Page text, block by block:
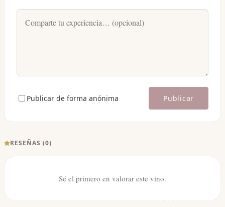
Publicar de forma anónima Publicar
RESEÑAS (0)
Sé el primero en valorar este vino.